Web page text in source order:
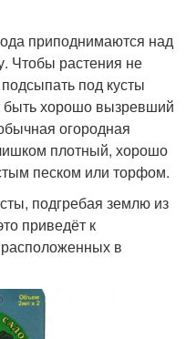
приподнимаются над
Чтобы растения не
под кусты
хорошо вызревший
огородная
плотный, хорошо
песком или торфом.
подгребая землю из
приведёт к
в